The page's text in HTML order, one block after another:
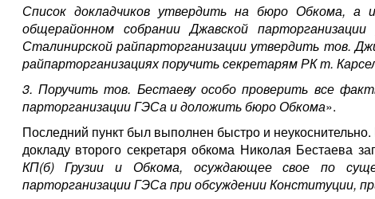
Список докладчиков утвердить на бюро Обкома, а
общерайонном собрании Джавской
Сталинирской райпарторганизации утвердить тов.
райпарторганизациях поручить секретарям РК т.
3. Поручить тов. Бестаеву особо проверить все
парторганизации ГЭСа и доложить бюро Обкома».
Последний пункт был выполнен быстро и
докладу второго секретаря обкома Николая Бестаева
КП(б) Грузии и Обкома, осуждающее свое по
парторганизации ГЭСа при обсуждении Конституции,